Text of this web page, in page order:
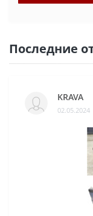
Последние
KRAVA
02.05.2024